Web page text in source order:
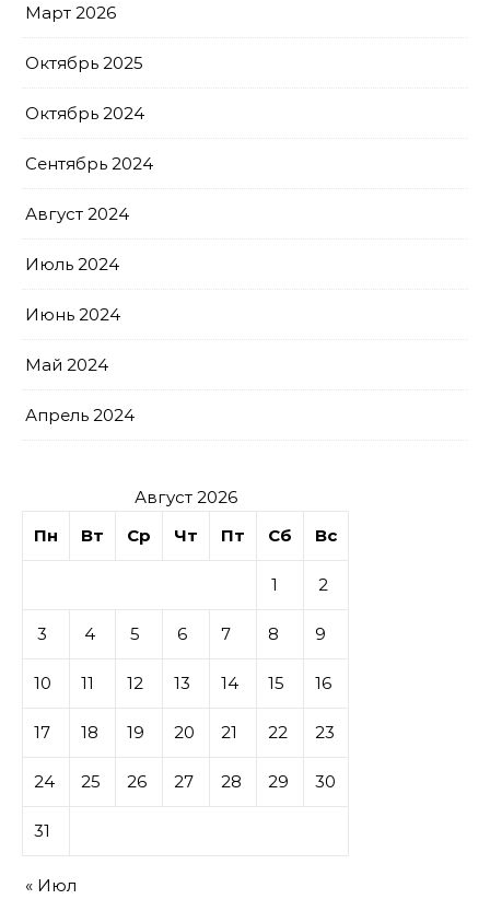
Март 2026
Октябрь 2025
Октябрь 2024
Сентябрь 2024
Август 2024
Июль 2024
Июнь 2024
Май 2024
Апрель 2024
Август 2026
Пн
Вт Ср Чт Пт Сб Вс
1 2
3 4 5 6 7 8 9
10 11 12 13 14 15 16
17 18 19 20 21 22 23
24 25 26 27 28 29 30
31
« Июл